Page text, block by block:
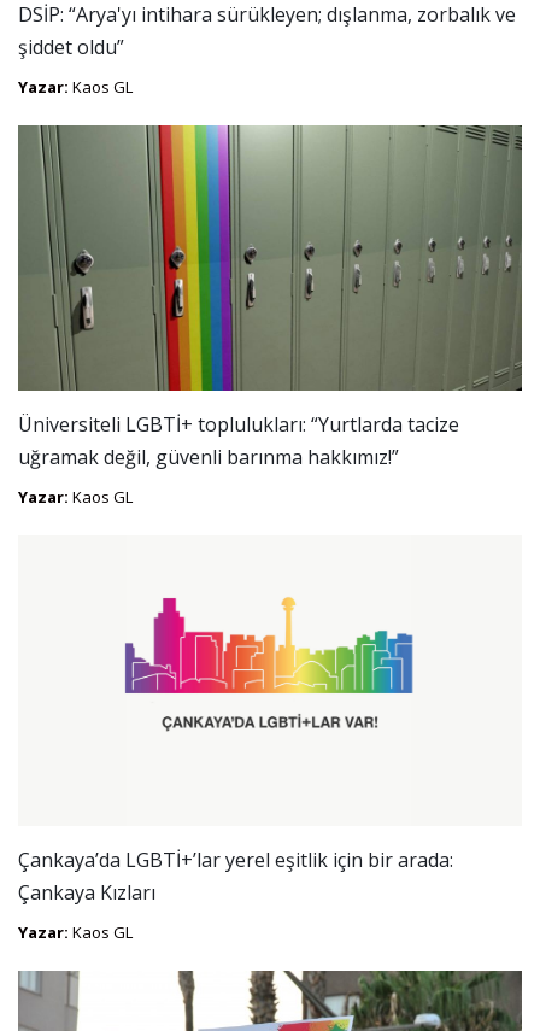
DSİP: “Arya'yı intihara sürükleyen; dışlanma, zorbalık ve
şiddet oldu”
Yazar: Kaos GL
Üniversiteli LGBTİ+ toplulukları: “Yurtlarda tacize
uğramak değil, güvenli barınma hakkımız!”
Yazar: Kaos GL
Çankaya’da LGBTİ+’lar yerel eşitlik için bir arada:
Çankaya Kızları
Yazar: Kaos GL